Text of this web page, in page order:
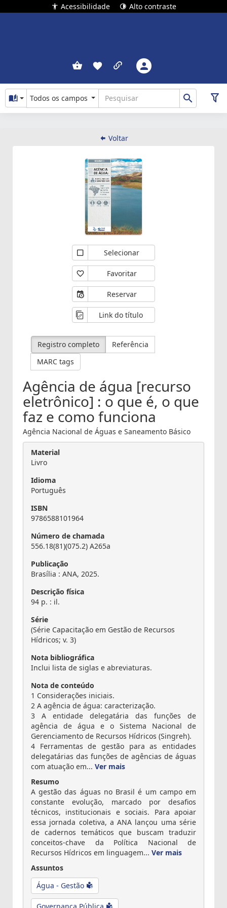
Acessibilidade Alto contraste
Todos os campos
Voltar
Selecionar
Favoritar
Reservar
Link do título
Registro completo
Referência
MARC tags
Agência de água [recurso
eletrônico] : o que é, o que
faz e como funciona
Agência Nacional de Águas e Saneamento Básico
Material
Livro
Idioma
Português
ISBN
9786588101964
Número de chamada
556.18(81)(075.2) A265a
Publicação
Brasília : ANA, 2025.
Descrição física
94 p. : il.
Série
(Série Capacitação em Gestão de Recursos
Hídricos; v. 3)
Nota bibliográfica
Inclui lista de siglas e abreviaturas.
Nota de conteúdo
1 Considerações iniciais.
2 A agência de água: caracterização.
3 A entidade delegatária das funções de
agência de água e o Sistema Nacional de
Gerenciamento de Recursos Hídricos (Singreh).
4 Ferramentas de gestão para as entidades
delegatárias das funções de agências de águas
com atuação em... Ver mais
Resumo
A gestão das águas no Brasil é um campo em
constante evolução, marcado por desafios
técnicos, institucionais e sociais. Para apoiar
essa jornada coletiva, a ANA lançou uma série
de cadernos temáticos que buscam traduzir
conceitos-chave da Política Nacional de
Recursos Hídricos em linguagem... Ver mais
Assuntos
Água - Gestão